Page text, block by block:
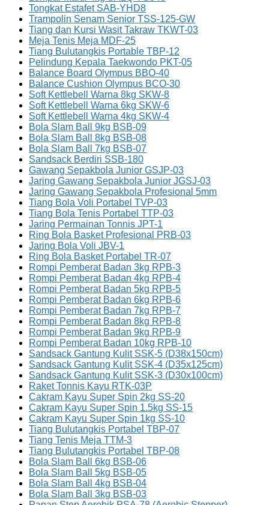
Tongkat Estafet SAB-YHD8
Trampolin Senam Senior TSS-125-GW
Tiang dan Kursi Wasit Takraw TKWT-03
Meja Tenis Meja MDF-25
Tiang Bulutangkis Portable TBP-12
Pelindung Kepala Taekwondo PKT-05
Balance Board Olympus BBO-40
Balance Cushion Olympus BCO-30
Soft Kettlebell Warna 8kg SKW-8
Soft Kettlebell Warna 6kg SKW-6
Soft Kettlebell Warna 4kg SKW-4
Bola Slam Ball 9kg BSB-09
Bola Slam Ball 8kg BSB-08
Bola Slam Ball 7kg BSB-07
Sandsack Berdiri SSB-180
Gawang Sepakbola Junior GSJP-03
Jaring Gawang Sepakbola Junior JGSJ-03
Jaring Gawang Sepakbola Profesional 5mm
Tiang Bola Voli Portabel TVP-03
Tiang Bola Tenis Portabel TTP-03
Jaring Permainan Tonnis JPT-1
Ring Bola Basket Profesional PRB-03
Jaring Bola Voli JBV-1
Ring Bola Basket Portabel TR-07
Rompi Pemberat Badan 3kg RPB-3
Rompi Pemberat Badan 4kg RPB-4
Rompi Pemberat Badan 5kg RPB-5
Rompi Pemberat Badan 6kg RPB-6
Rompi Pemberat Badan 7kg RPB-7
Rompi Pemberat Badan 8kg RPB-8
Rompi Pemberat Badan 9kg RPB-9
Rompi Pemberat Badan 10kg RPB-10
Sandsack Gantung Kulit SSK-5 (D38x150cm)
Sandsack Gantung Kulit SSK-4 (D35x125cm)
Sandsack Gantung Kulit SSK-3 (D30x100cm)
Raket Tonnis Kayu RTK-03P
Cakram Kayu Super Spin 2kg SS-20
Cakram Kayu Super Spin 1.5kg SS-15
Cakram Kayu Super Spin 1kg SS-10
Tiang Bulutangkis Portabel TBP-07
Tiang Tenis Meja TTM-3
Tiang Bulutangkis Portabel TBP-08
Bola Slam Ball 6kg BSB-06
Bola Slam Ball 5kg BSB-05
Bola Slam Ball 4kg BSB-04
Bola Slam Ball 3kg BSB-03